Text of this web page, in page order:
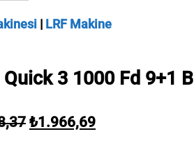
| LRF Makine
Quick 3 1000 Fd 9+1
Orijinal
fiyat:
₺1.966,69Şu
andaki